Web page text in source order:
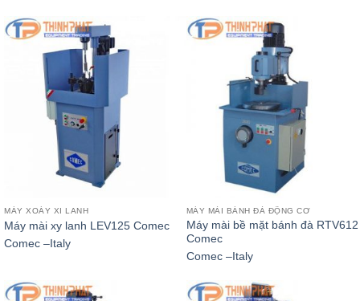
MÁY XOÁY XI LANH
Máy mài xy lanh LEV125 Comec
Comec –Italy
MÁY MÀI BÁNH ĐÀ ĐỘNG CƠ
Máy mài bề mặt bánh đà RTV612
Comec
Comec –Italy